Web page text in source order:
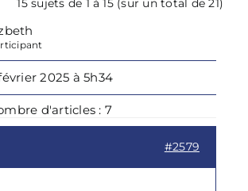
15 sujets de 1 à 15 (sur un total de 21)
2025 à 5h34
d'articles : 7
#2579